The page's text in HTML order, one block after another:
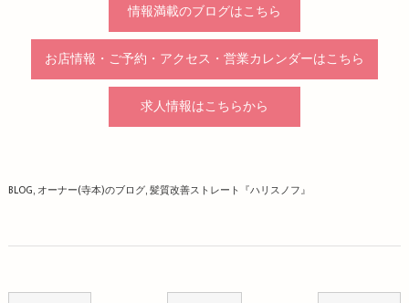
情報満載のブログはこちら
お店情報・ご予約・アクセス・営業カレンダーはこちら
求人情報はこちらから
BLOG オーナー(寺本)のブログ 髪質改善ストレート『ハリスノフ』